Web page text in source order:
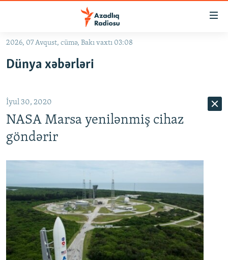
Əsas
qayıt
qayıt
Axtarışa
#İZAHLA
#ƏSLINDƏ
QANUNI DOĞRU
MULTIMEDIA
VIDEO
FOTOQALEREYA
İNFOQRAFIKA
KARIKATURA
RADIO ARXIV
OXU ZALI
AZƏRBAYCAN ƏDƏBIYYATI KITABXANASI
İSLAM VƏ DEMOKRATIYA
HAQQIMIZDA
MISSIYAMIZ
PEŞƏ ETIKASI VƏ JURNALISTIKA STANDARTLARIMIZ
BIZI IZLƏ
2026, 07 Avqust, cümə, Bakı vaxtı 03:08
Dünya xəbərləri
İyul 30, 2020
NASA Marsa yenilənmiş cihaz
göndərir